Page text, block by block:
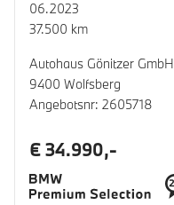
06.2023
37.500 km
Autohaus Gönitzer GmbH
9400 Wolfsberg
Angebotsnr: 2605718
€ 34.990,-